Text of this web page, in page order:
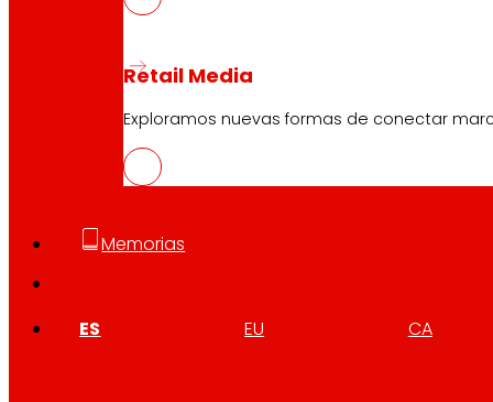
Retail Media
Exploramos nuevas formas de conectar
Memorias
ES EU CA
EROSKI Corporativo
Quiénes somos
Prensa